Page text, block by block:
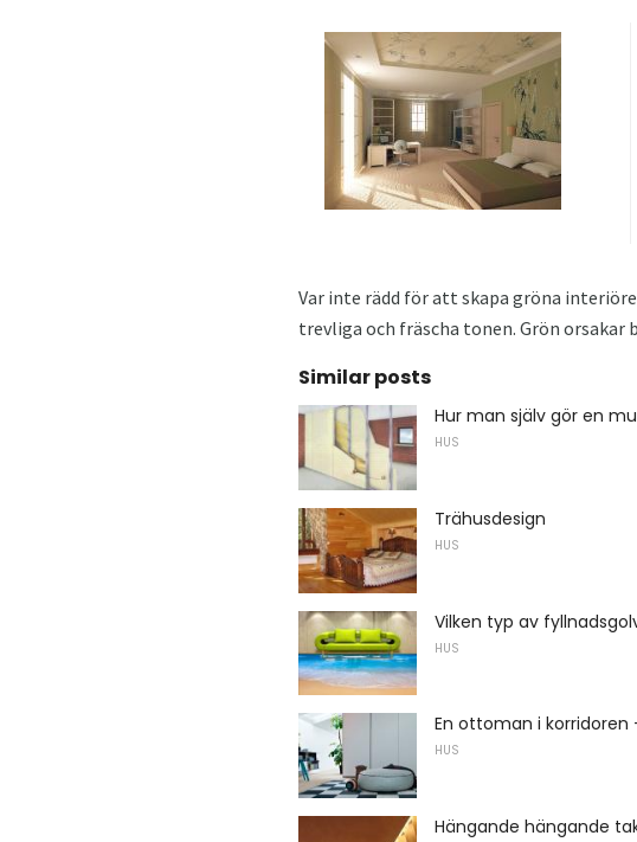
Var inte rädd för att skapa gröna
trevliga och fräscha tonen. Grön orsakar
Similar posts
Hur man själv gör en
HUS
Trähusdesign
HUS
Vilken typ av
HUS
En ottoman i
HUS
Hängande hängande